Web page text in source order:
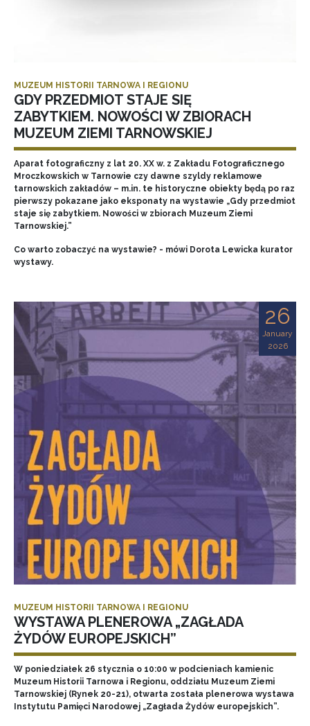
MUZEUM HISTORII TARNOWA I REGIONU
GDY PRZEDMIOT STAJE SIĘ
ZABYTKIEM. NOWOŚCI W ZBIORACH
MUZEUM ZIEMI TARNOWSKIEJ
Aparat fotograficzny z lat 20. XX w. z Zakładu Fotograficznego
Mroczkowskich w Tarnowie czy dawne szyldy reklamowe
tarnowskich zakładów – m.in. te historyczne obiekty będą po raz
pierwszy pokazane jako eksponaty na wystawie „Gdy przedmiot
staje się zabytkiem. Nowości w zbiorach Muzeum Ziemi
Tarnowskiej.”
Co warto zobaczyć na wystawie? - mówi Dorota Lewicka kurator
wystawy.
26
January
2026
MUZEUM HISTORII TARNOWA I REGIONU
WYSTAWA PLENEROWA „ZAGŁADA
ŻYDÓW EUROPEJSKICH”
W poniedziałek 26 stycznia o 10:00 w podcieniach kamienic
Muzeum Historii Tarnowa i Regionu, oddziału Muzeum Ziemi
Tarnowskiej (Rynek 20-21), otwarta została plenerowa wystawa
Instytutu Pamięci Narodowej „Zagłada Żydów europejskich”.